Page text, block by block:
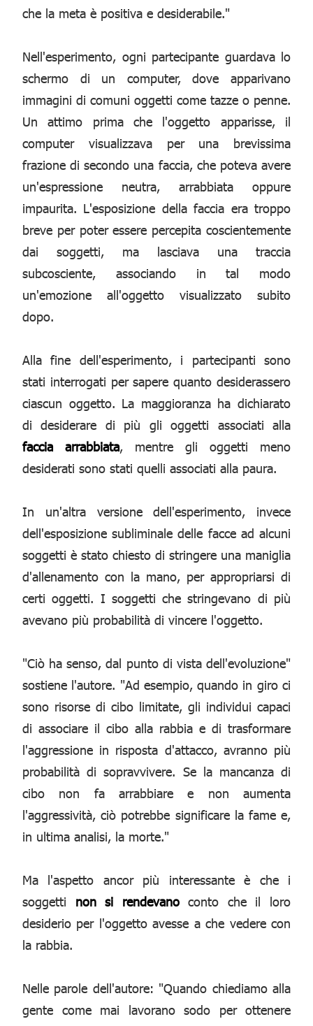
che la meta è positiva e desiderabile."
Nell'esperimento, ogni partecipante guardava lo
schermo di un computer, dove apparivano
immagini di comuni oggetti come tazze o penne.
Un attimo prima che l'oggetto apparisse, il
computer visualizzava per una brevissima
frazione di secondo una faccia, che poteva avere
un'espressione neutra, arrabbiata oppure
impaurita. L'esposizione della faccia era troppo
breve per poter essere percepita coscientemente
dai soggetti, ma lasciava una traccia
subcosciente, associando in tal modo
un'emozione all'oggetto visualizzato subito
dopo.
Alla fine dell'esperimento, i partecipanti sono
stati interrogati per sapere quanto desiderassero
ciascun oggetto. La maggioranza ha dichiarato
di desiderare di più gli oggetti associati alla
faccia arrabbiata, mentre gli oggetti meno
desiderati sono stati quelli associati alla paura.
In un'altra versione dell'esperimento, invece
dell'esposizione subliminale delle facce ad alcuni
soggetti è stato chiesto di stringere una maniglia
d'allenamento con la mano, per appropriarsi di
certi oggetti. I soggetti che stringevano di più
avevano più probabilità di vincere l'oggetto.
"Ciò ha senso, dal punto di vista dell'evoluzione"
sostiene l'autore. "Ad esempio, quando in giro ci
sono risorse di cibo limitate, gli individui capaci
di associare il cibo alla rabbia e di trasformare
l'aggressione in risposta d'attacco, avranno più
probabilità di sopravvivere. Se la mancanza di
cibo non fa arrabbiare e non aumenta
l'aggressività, ciò potrebbe significare la fame e,
in ultima analisi, la morte."
Ma l'aspetto ancor più interessante è che i
soggetti non si rendevanoconto che il loro
desiderio per l'oggetto avesse a che vedere con
la rabbia.
Nelle parole dell'autore: "Quando chiediamo alla
gente come mai lavorano sodo per ottenere